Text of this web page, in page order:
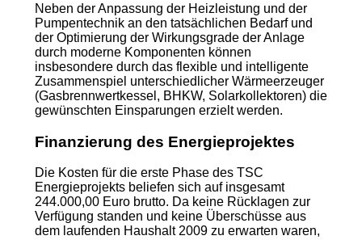
Neben der Anpassung der Heizleistung und der
Pumpentechnik an den tatsächlichen Bedarf und
der Optimierung der Wirkungsgrade der Anlage
durch moderne Komponenten können
insbesondere durch das flexible und intelligente
Zusammenspiel unterschiedlicher Wärmeerzeuger
(Gasbrennwertkessel, BHKW, Solarkollektoren) die
gewünschten Einsparungen erzielt werden.
Finanzierung des Energieprojektes
Die Kosten für die erste Phase des TSC
Energieprojekts beliefen sich auf insgesamt
244.000,00 Euro brutto. Da keine Rücklagen zur
Verfügung standen und keine Überschüsse aus
dem laufenden Haushalt 2009 zu erwarten waren,